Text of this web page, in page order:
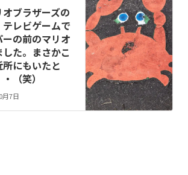
オブラザーズの
レビゲームで
ーの前のマリオ
た。まさかこ
所にもいたと
・（笑）
月7日